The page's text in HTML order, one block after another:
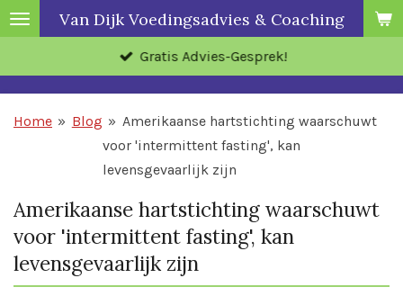
Ga
de
hoofdinhoud
Van Dijk Voedingsadvies & Coaching
Gratis Advies-Gesprek!
Home » Blog » Amerikaanse hartstichting waarschuwt
voor 'intermittent fasting', kan
levensgevaarlijk zijn
Amerikaanse hartstichting waarschuwt
voor 'intermittent fasting', kan
levensgevaarlijk zijn